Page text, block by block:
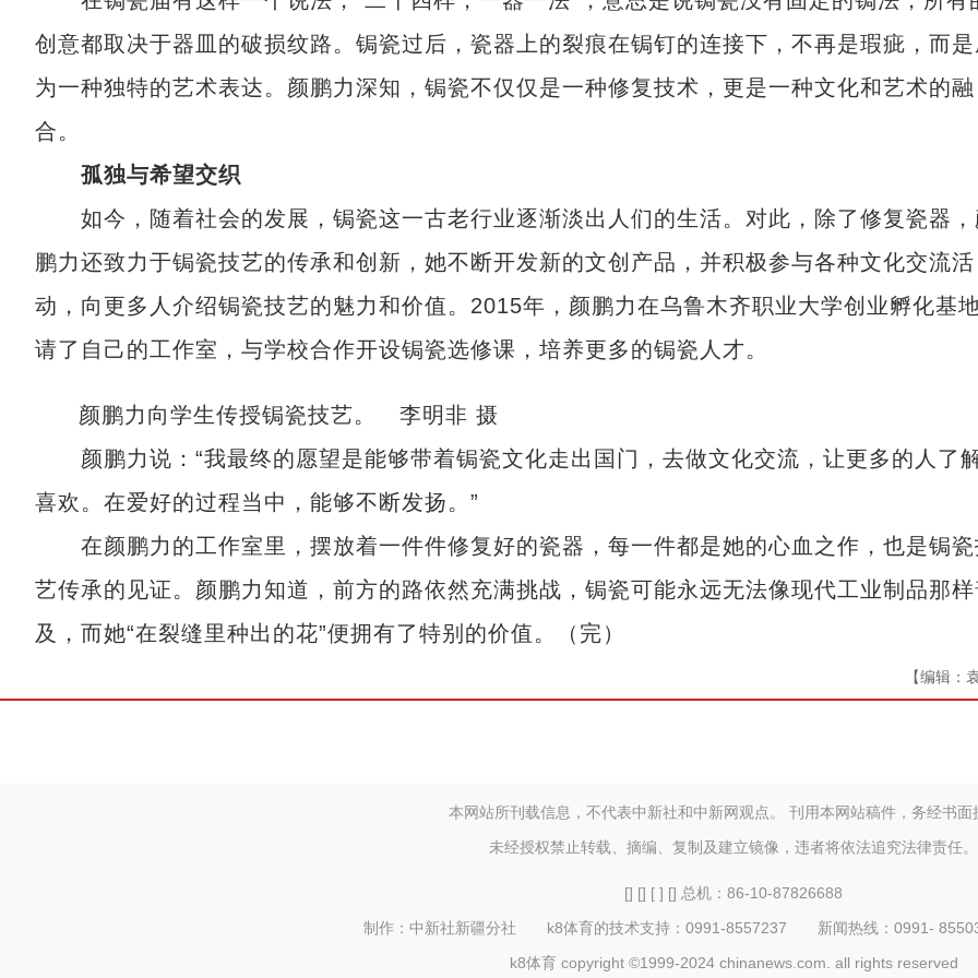
创意都取决于器皿的破损纹路。锔瓷过后，瓷器上的裂痕在锔钉的连接下，不再是瑕疵，而是
为一种独特的艺术表达。颜鹏力深知，锔瓷不仅仅是一种修复技术，更是一种文化和艺术的融
合。
孤独与希望交织
如今，随着社会的发展，锔瓷这一古老行业逐渐淡出人们的生活。对此，除了修复瓷器，
鹏力还致力于锔瓷技艺的传承和创新，她不断开发新的文创产品，并积极参与各种文化交流活
动，向更多人介绍锔瓷技艺的魅力和价值。2015年，颜鹏力在乌鲁木齐职业大学创业孵化基
请了自己的工作室，与学校合作开设锔瓷选修课，培养更多的锔瓷人才。
颜鹏力向学生传授锔瓷技艺。 李明非 摄
颜鹏力说：“我最终的愿望是能够带着锔瓷文化走出国门，去做文化交流，让更多的人了解
喜欢。在爱好的过程当中，能够不断发扬。”
在颜鹏力的工作室里，摆放着一件件修复好的瓷器，每一件都是她的心血之作，也是锔瓷
艺传承的见证。颜鹏力知道，前方的路依然充满挑战，锔瓷可能永远无法像现代工业制品那样
及，而她“在裂缝里种出的花”便拥有了特别的价值。（完）
【编辑：
本网站所刊载信息，不代表中新社和中新网观点。 刊用本网站稿件，务经书面
未经授权禁止转载、摘编、复制及建立镜像，违者将依法追究法律责任。
[] [] [ ] [] 总机：86-10-87826688
制作：中新社新疆分社 k8体育的技术支持：0991-8557237 新闻热线：0991-
k8体育 copyright ©1999-2024 chinanews.com. all rights reserved